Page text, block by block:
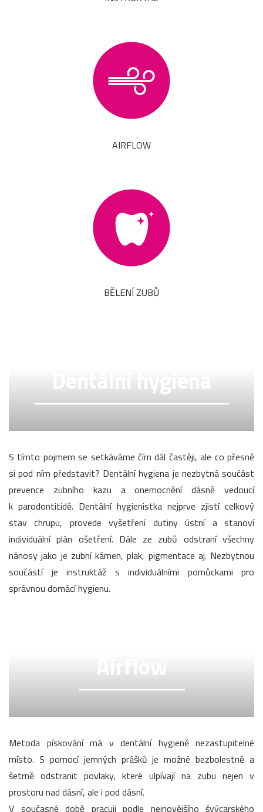
AIRFLOW
BĚLENÍ ZUBŮ
S tímto pojmem se setkáváme čím dál častěji, ale co přesně
si pod ním představit? Dentální hygiena je nezbytná součást
prevence zubního kazu a onemocnění dásně vedoucí
k parodontitidě. Dentální hygienistka nejprve zjistí celkový
stav chrupu, provede vyšetření dutiny ústní a stanoví
individuální plán ošetření. Dále ze zubů odstraní všechny
nánosy jako je zubní kámen, plak, pigmentace aj. Nezbytnou
součástí je instruktáž s individuálními pomůckami pro
správnou domácí hygienu.
Dentální hygiena
Airflow
Metoda pískování má v dentální hygieně nezastupitelné
místo. S pomocí jemných prášků je možné bezbolestně a
šetrně odstranit povlaky, které ulpívají na zubu nejen v
prostoru nad dásní, ale i pod dásní.
V současné době pracuji podle nejnovějšího švýcarského